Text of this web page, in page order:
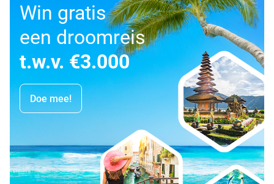
Win gratis
een droomreis
t.w.v. €3.000
Doe mee!